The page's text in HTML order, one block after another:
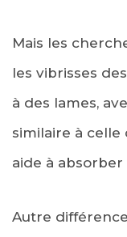
Mais les
les vibrisses
à des lames,
similaire à
aide à absorber
Autre